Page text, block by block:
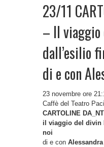
23/11
– II
dall’esilio
di e con
23 novembre ore
Caffè del Teatro
CARTOLINE
il viaggio del divin
noi
di e con